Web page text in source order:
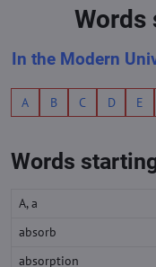
Words
In the Modern
A B C D E
Words
A, a
absorb
absorption